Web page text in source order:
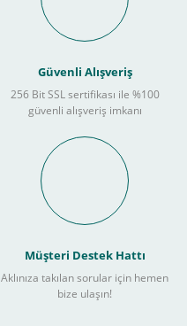
Güvenli Alışveriş
256 Bit SSL sertifikası ile %100
güvenli alışveriş imkanı
Müşteri Destek Hattı
Aklınıza takılan sorular için hemen
bize ulaşın!